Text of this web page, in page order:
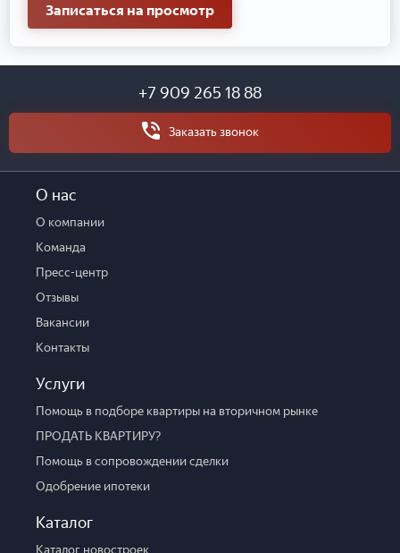
Записаться на просмотр
+7 909 265 18 88
Заказать звонок
О нас
О компании
Команда
Пресс-центр
Отзывы
Вакансии
Контакты
Услуги
Помощь в подборе квартиры на вторичном рынке
ПРОДАТЬ КВАРТИРУ?
Помощь в сопровождении сделки
Одобрение ипотеки
Каталог
Каталог новостроек